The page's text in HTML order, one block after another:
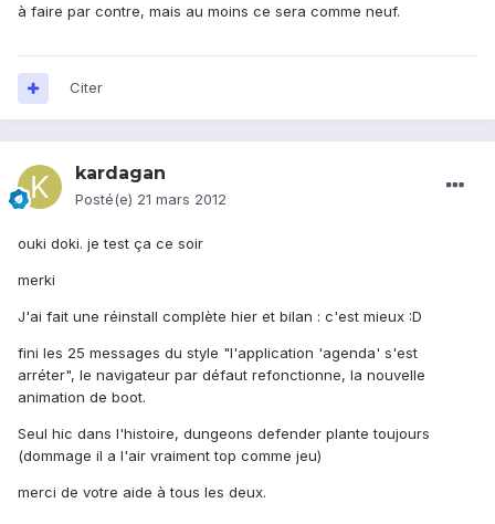
à faire par contre, mais au moins ce sera comme neuf.
Citer
kardagan
Posté(e) 21 mars 2012
ouki doki. je test ça ce soir
merki
J'ai fait une réinstall complète hier et bilan : c'est mieux :D
fini les 25 messages du style "l'application 'agenda' s'est
arréter", le navigateur par défaut refonctionne, la nouvelle
animation de boot.
Seul hic dans l'histoire, dungeons defender plante toujours
(dommage il a l'air vraiment top comme jeu)
merci de votre aide à tous les deux.